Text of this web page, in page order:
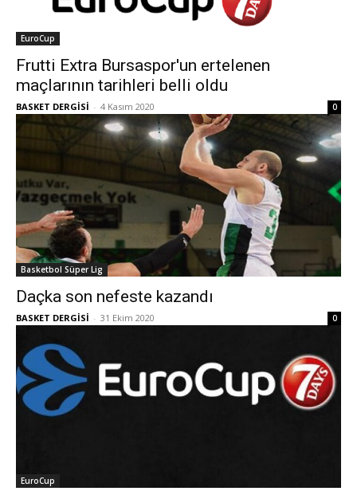
EuroCup
Frutti Extra Bursaspor'un ertelenen
maçlarının tarihleri belli oldu
BASKET DERGİSİ - 4 Kasım 2020 0
Basketbol Süper Lig
Daçka son nefeste kazandı
BASKET DERGİSİ - 31 Ekim 2020 0
EuroCup